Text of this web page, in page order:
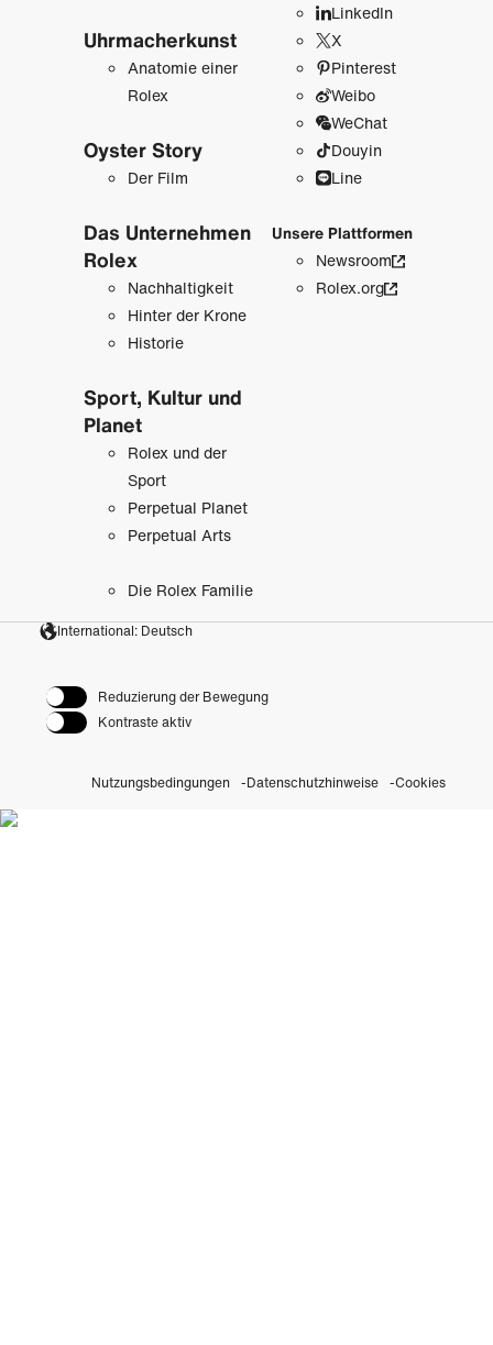
Uhrmacher­kunst
Anatomie einer
Rolex
Oyster Story
Der Film
Das Unternehmen
Rolex
Nachhaltigkeit
Hinter der Krone
Historie
Sport, Kultur und
Planet
Rolex und der
Sport
Perpetual Planet
Perpetual Arts
Die Rolex Familie
LinkedIn
X
Pinterest
Weibo
WeChat
Douyin
Line
Unsere Plattformen
Newsroom
Rolex.org
International: Deutsch
Reduzierung der Bewegung
Kontraste aktiv
Nutzungsbedingungen Datenschutzhinweise Cookies